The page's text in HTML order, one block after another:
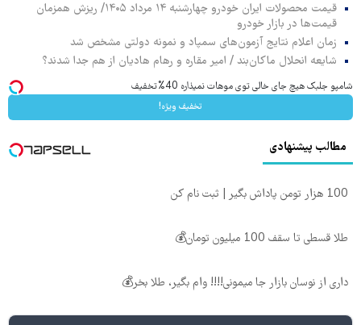
قیمت محصولات ایران خودرو چهارشنبه ۱۴ مرداد ۱۴۰۵/ ریزش همزمان
قیمت‌ها در بازار خودرو
زمان اعلام نتایج آزمون‌های سمپاد و نمونه دولتی مشخص شد
شایعه انحلال ماکان‌بند / امیر مقاره و رهام هادیان از هم جدا شدند؟
شامپو جلبک هیچ جای خالی توی موهات نمیذاره 40%تخفیف
تخفیف ویژه!
مطالب پیشنهادی
100 هزار تومن پاداش بگیر | ثبت نام کن
طلا قسطی تا سقف 100 میلیون تومان💰
داری از نوسان بازار جا میمونی!!!! وام بگیر، طلا بخر💰